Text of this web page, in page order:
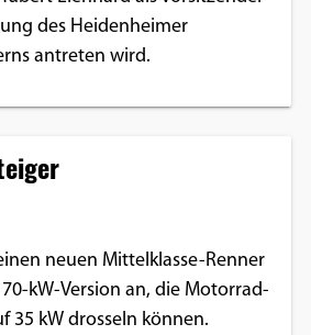
des Heidenheimer
antreten wird.
neuen Mittelklasse-Renner
kW-Version an, die Motorrad-
35 kW drosseln können.